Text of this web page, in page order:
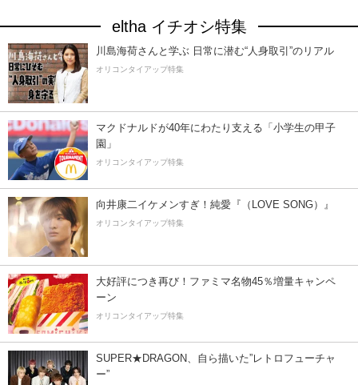
eltha イチオシ特集
川島海荷さんと学ぶ 日常に潜む“人身取引”のリアル
オリコンタイアップ特集
マクドナルドが40年にわたり支える「小学生の甲子
園」
オリコンタイアップ特集
向井康二イケメンすぎ！純愛『（LOVE SONG）』
オリコンタイアップ特集
大好評につき再び！ファミマ名物45％増量キャンペ
ーン
オリコンタイアップ特集
SUPER★DRAGON、自ら描いた”レトロフューチャ
ー”